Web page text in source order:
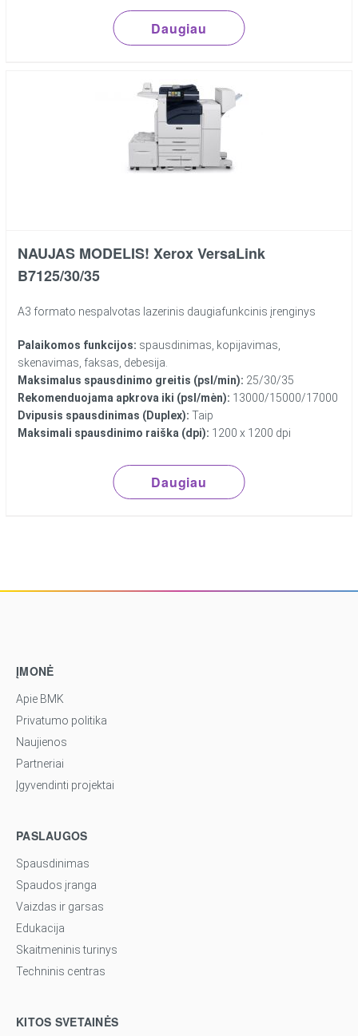
Daugiau
NAUJAS MODELIS! Xerox VersaLink
B7125/30/35
A3 formato nespalvotas lazerinis daugiafunkcinis įrenginys
Palaikomos funkcijos: spausdinimas, kopijavimas,
skenavimas, faksas, debesija.
Maksimalus spausdinimo greitis (psl/min): 25/30/35
Rekomenduojama apkrova iki (psl/mėn): 13000/15000/17000
Dvipusis spausdinimas (Duplex):Taip
Maksimali spausdinimo raiška (dpi): 1200 x 1200 dpi
Daugiau
ĮMONĖ
Apie BMK
Privatumo politika
Naujienos
Partneriai
Įgyvendinti projektai
PASLAUGOS
Spausdinimas
Spaudos įranga
Vaizdas ir garsas
Edukacija
Skaitmeninis turinys
Techninis centras
KITOS SVETAINĖS